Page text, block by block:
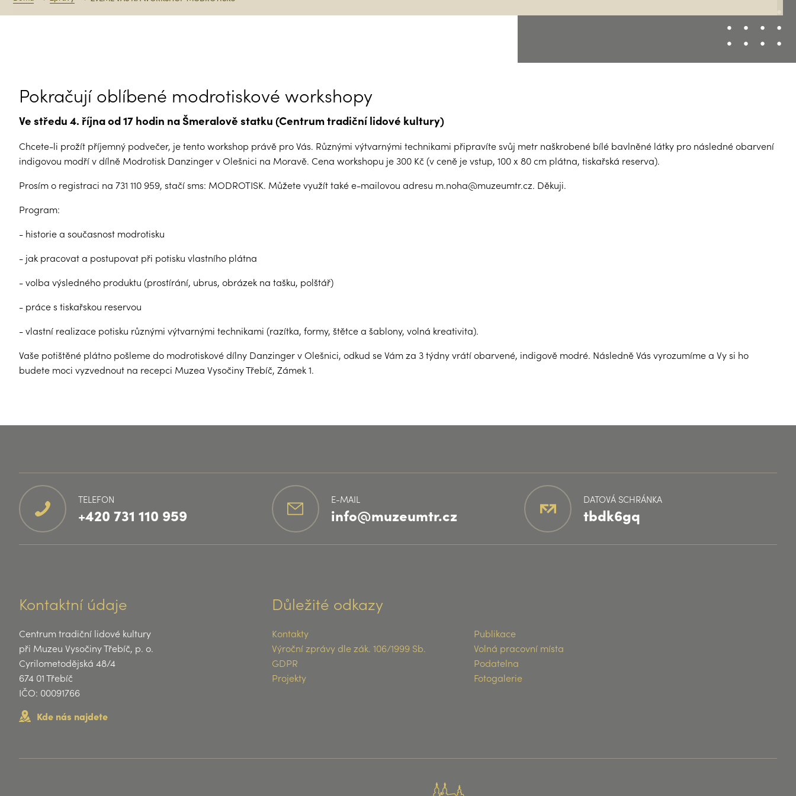
Pokračují oblíbené modrotiskové workshopy
Ve středu 4. října od 17 hodin na Šmeralově statku (Centrum tradiční lidové kultury)
Chcete-li prožít příjemný podvečer, je tento workshop právě pro Vás. Různými výtvarnými technikami připravíte svůj metr naškrobené bílé bavlněné látky pro následné obarvení
indigovou modří v dílně Modrotisk Danzinger v Olešnici na Moravě. Cena workshopu je 300 Kč (v ceně je vstup, 100 x 80 cm plátna, tiskařská reserva).
Prosím o registraci na 731 110 959, stačí sms: MODROTISK. Můžete využít také e-mailovou adresu m.noha@muzeumtr.cz. Děkuji.
Program:
- historie a současnost modrotisku
- jak pracovat a postupovat při potisku vlastního plátna
- volba výsledného produktu (prostírání, ubrus, obrázek na tašku, polštář)
- práce s tiskařskou reservou
- vlastní realizace potisku různými výtvarnými technikami (razítka, formy, štětce a šablony, volná kreativita).
Vaše potištěné plátno pošleme do modrotiskové dílny Danzinger v Olešnici, odkud se Vám za 3 týdny vrátí obarvené, indigově modré. Následně Vás vyrozumíme a Vy si ho
budete moci vyzvednout na recepci Muzea Vysočiny Třebíč, Zámek 1.
TELEFON
+420 731 110 959
E-MAIL
info@muzeumtr.cz
DATOVÁ SCHRÁNKA
tbdk6gq
Kontaktní údaje
Centrum tradiční lidové kultury
při Muzeu Vysočiny Třebíč, p. o.
Cyrilometodějská 48/4
674 01 Třebíč
IČO: 00091766
Kde nás najdete
Důležité odkazy
Kontakty
Publikace
Výroční zprávy dle zák. 106/1999 Sb.
Volná pracovní místa
GDPR
Podatelna
Projekty
Fotogalerie